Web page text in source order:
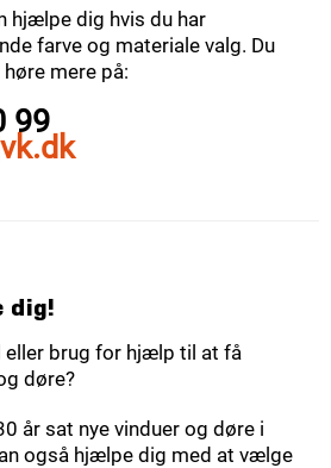
hjælpe dig hvis du har
farve og materiale valg. Du
mere på:
99
dig!
eller brug for hjælp til at få
døre?
år sat nye vinduer og døre i
også hjælpe dig med at vælge